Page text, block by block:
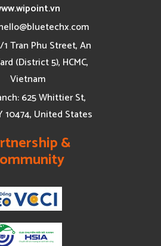
1 Tran Phu Street, An
(District 5), HCMC,
Vietnam
625 Whittier St,
10474, United States
&